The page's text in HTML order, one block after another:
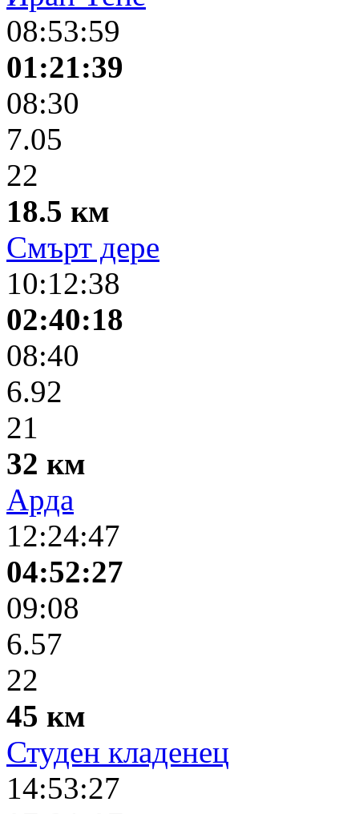
08:53:59
01:21:39
08:30
7.05
22
18.5 км
Смърт дере
10:12:38
02:40:18
08:40
6.92
21
32 км
Арда
12:24:47
04:52:27
09:08
6.57
22
45 км
Студен кладенец
14:53:27